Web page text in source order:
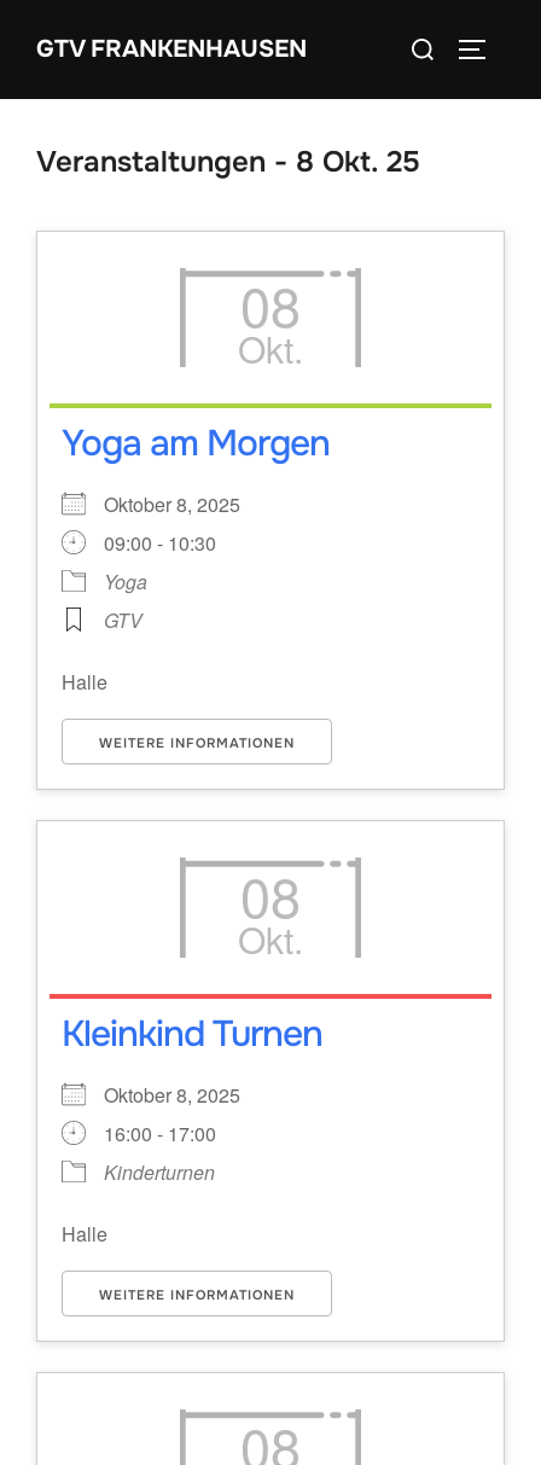
InhaltGTV FRANKENHAUSEN
Suchen
Veranstaltungen - 8 Okt. 25
08
Okt.
Yoga am Morgen
Oktober 8, 2025
09:00 - 10:30
Yoga
GTV
Halle
WEITERE INFORMATIONEN
08
Okt.
Kleinkind Turnen
Oktober 8, 2025
16:00 - 17:00
Kinderturnen
Halle
WEITERE INFORMATIONEN
08